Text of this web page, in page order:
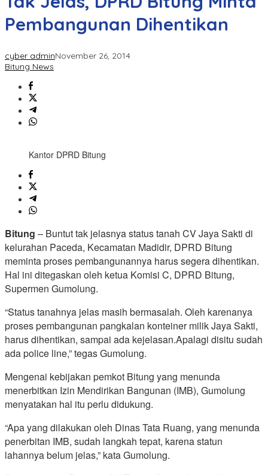
Pembangunan Dihentikan
cyber adminNovember 26, 2014
Bitung News
Kantor DPRD Bitung
Bitung – Buntut tak jelasnya status tanah CV Jaya Sakti di
kelurahan Paceda, Kecamatan Madidir, DPRD Bitung
meminta proses pembangunannya harus segera dihentikan.
Hal ini ditegaskan oleh ketua Komisi C, DPRD Bitung,
Supermen Gumolung.
“Status tanahnya jelas masih bermasalah. Oleh karenanya
proses pembangunan pangkalan konteiner milik Jaya Sakti,
harus dihentikan, sampai ada kejelasan.Apalagi disitu sudah
ada police line,” tegas Gumolung.
Mengenai kebijakan pemkot Bitung yang menunda
menerbitkan Izin Mendirikan Bangunan (IMB), Gumolung
menyatakan hal itu perlu didukung.
“Apa yang dilakukan oleh Dinas Tata Ruang, yang menunda
penerbitan IMB, sudah langkah tepat, karena statun
lahannya belum jelas,” kata Gumolung.